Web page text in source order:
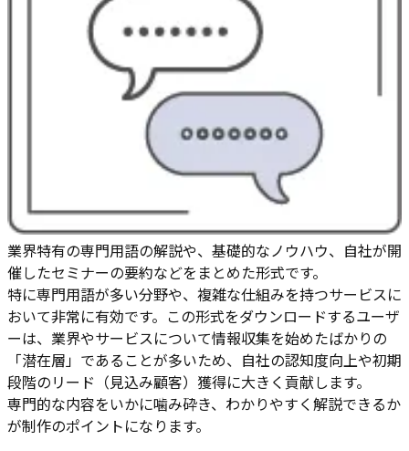
業界特有の専門用語の解説や、基礎的なノウハウ、自社が開
催したセミナーの要約などをまとめた形式です。
特に専門用語が多い分野や、複雑な仕組みを持つサービスに
おいて非常に有効です。この形式をダウンロードするユーザ
ーは、業界やサービスについて情報収集を始めたばかりの
「潜在層」であることが多いため、自社の認知度向上や初期
段階のリード（見込み顧客）獲得に大きく貢献します。
専門的な内容をいかに噛み砕き、わかりやすく解説できるか
が制作のポイントになります。